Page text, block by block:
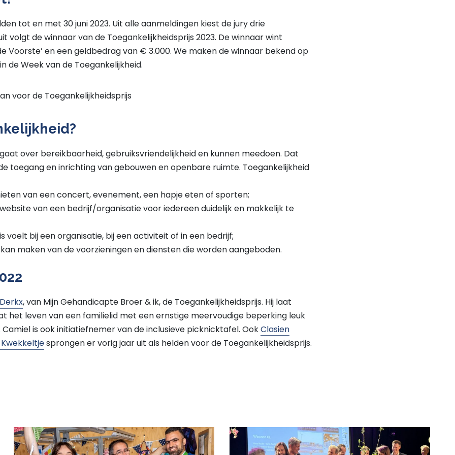
tot en met 30 juni 2023. Uit alle aanmeldingen kiest de jury drie
volgt de winnaar van de Toegankelijkheidsprijs 2023. De winnaar wint
Voorste’ en een geldbedrag van € 3.000. We maken de winnaar bekend op
de Week van de Toegankelijkheid.
voor de Toegankelijkheidsprijs
over bereikbaarheid, gebruiksvriendelijkheid en kunnen meedoen. Dat
toegang en inrichting van gebouwen en openbare ruimte. Toegankelijkheid
van een concert, evenement, een hapje eten of sporten;
van een bedrijf/organisatie voor iedereen duidelijk en makkelijk te
voelt bij een organisatie, bij een activiteit of in een bedrijf;
maken van de voorzieningen en diensten die worden aangeboden.
, van Mijn Gehandicapte Broer & ik, de Toegankelijkheidsprijs. Hij laat
het leven van een familielid met een ernstige meervoudige beperking leuk
Camiel is ook initiatiefnemer van de inclusieve picknicktafel. OokClasien
sprongen er vorig jaar uit als helden voor de Toegankelijkheidsprijs.